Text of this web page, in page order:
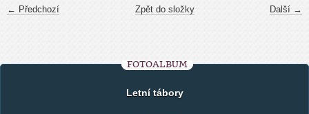
← Předchozí Další →
Zpět do složky
FOTOALBUM
Letní tábory